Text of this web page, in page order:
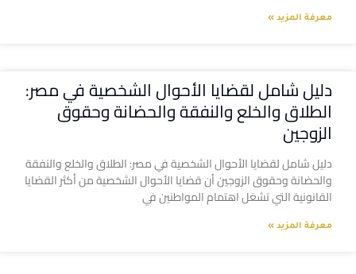
معرفة المزيد »
دليل شامل لقضايا الأحوال الشخصية في مصر:
الطلاق والخلع والنفقة والحضانة وحقوق
الزوجين
دليل شامل لقضايا الأحوال الشخصية في مصر: الطلاق والخلع والنفقة
والحضانة وحقوق الزوجين أن قضايا الأحوال الشخصية من أكثر القضايا
القانونية التي تشغل اهتمام المواطنين في
معرفة المزيد »